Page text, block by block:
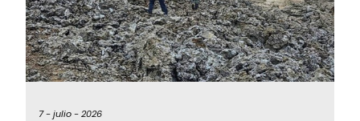
7 -julio -2026